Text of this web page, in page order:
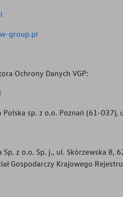
group.pl
Ochrony Danych VGP:
sp. z o.o. Poznań (61-037),
Sp. z o.o. Sp. j., ul. Skórzewska
Gospodarczy Krajowego